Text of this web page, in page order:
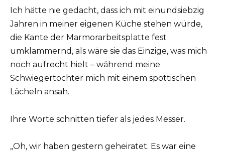
Ich hätte nie gedacht, dass ich mit einundsiebzig
Jahren in meiner eigenen Küche stehen würde,
die Kante der Marmorarbeitsplatte fest
umklammernd, als wäre sie das Einzige, was mich
noch aufrecht hielt – während meine
Schwiegertochter mich mit einem spöttischen
Lächeln ansah.
Ihre Worte schnitten tiefer als jedes Messer.
„Oh, wir haben gestern geheiratet. Es war eine